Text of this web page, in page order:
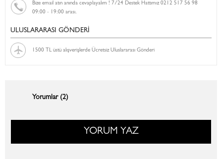
Bize email atın anında cevaplayalım ! 7/24 Destek Hattımız 0212 517 56 98
09:00 - 19:00 arası.
ULUSLARARASI GÖNDERİ
1500 TL üstü alışverişlerde Ücretsiz Uluslararası Gönderi
Yorumlar (2)
YORUM YAZ